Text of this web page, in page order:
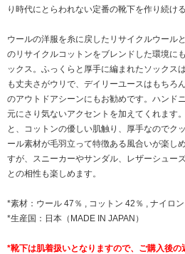
り時代にとらわれない定番の靴下を作り続け
ウールの洋服を糸に戻したリサイクルウール
のリサイクルコットンをブレンドした環境に
ックス。ふっくらと厚手に編まれたソックス
も丈夫さがウリで、デイリーユースはもちろ
のアウトドアシーンにもお勧めです。ハンド
元にさり気ないアクセントを加えてくれます
と、コットンの優しい肌触り、厚手なのでク
ール素材が毛羽立って特徴ある風合いが楽し
すが、スニーカーやサンダル、レザーシュー
との相性も楽しめます。
*素材：ウール 47％ , コットン 42％ , ナイロ
*生産国：日本（MADE IN JAPAN）
*靴下は肌着扱いとなりますので、ご購入後